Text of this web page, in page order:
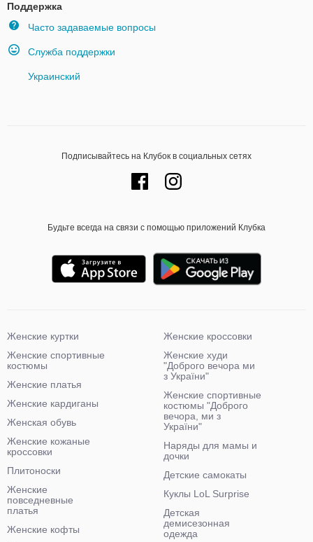
Поддержка
Часто задаваемые вопросы
Служба поддержки
Украинский
Подписывайтесь на Клубок в социальных сетях
Будьте всегда на связи с помощью приложений Клубка
Женские куртки
Женские спортивные
костюмы
Женские платья
Женские кардиганы
Женская обувь
Женские кожаные
кроссовки
Плитоноски
Женские
повседневные
платья
Женские кофты
Женские кроссовки
Женские худи
"Доброго вечора ми
з України"
Женские спортивные
костюмы "Доброго
вечора, ми з
України"
Наряды для мамы и
дочки
Детские самокаты
Куклы LoL Surprise
Детская
демисезонная
одежда